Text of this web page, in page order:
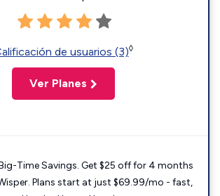
de usuarios (3)◊
Ver Planes
Time Savings. Get $25 off for 4 months
Plans start at just $69.99/mo - fast,